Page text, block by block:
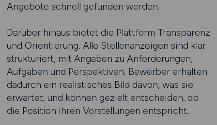
Angebote schnell gefunden werden.
Darüber hinaus bietet die Plattform Transparenz
und Orientierung. Alle Stellenanzeigen sind klar
strukturiert, mit Angaben zu Anforderungen,
Aufgaben und Perspektiven. Bewerber erhalten
dadurch ein realistisches Bild davon, was sie
erwartet, und können gezielt entscheiden, ob
die Position ihren Vorstellungen entspricht.